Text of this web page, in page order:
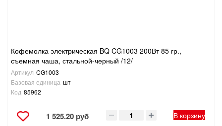
Кофемолка электрическая BQ CG1003 200Вт 85 гр.,
съемная чаша, стальной-черный /12/
Артикул CG1003
Базовая единица шт
Код 85962
1 525.20 руб В корзину